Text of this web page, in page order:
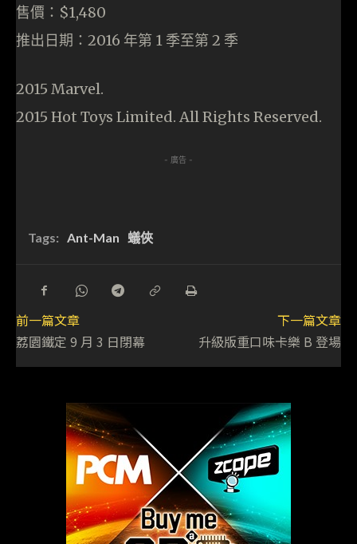
售價：$1,480
推出日期：2016 年第 1 季至第 2 季
2015 Marvel.
2015 Hot Toys Limited. All Rights Reserved.
- 廣告 -
Tags: Ant-Man 蟻俠
前一篇文章
荔園鐵定 9 月 3 日閉幕
下一篇文章
升級版重口味卡樂 B 登場